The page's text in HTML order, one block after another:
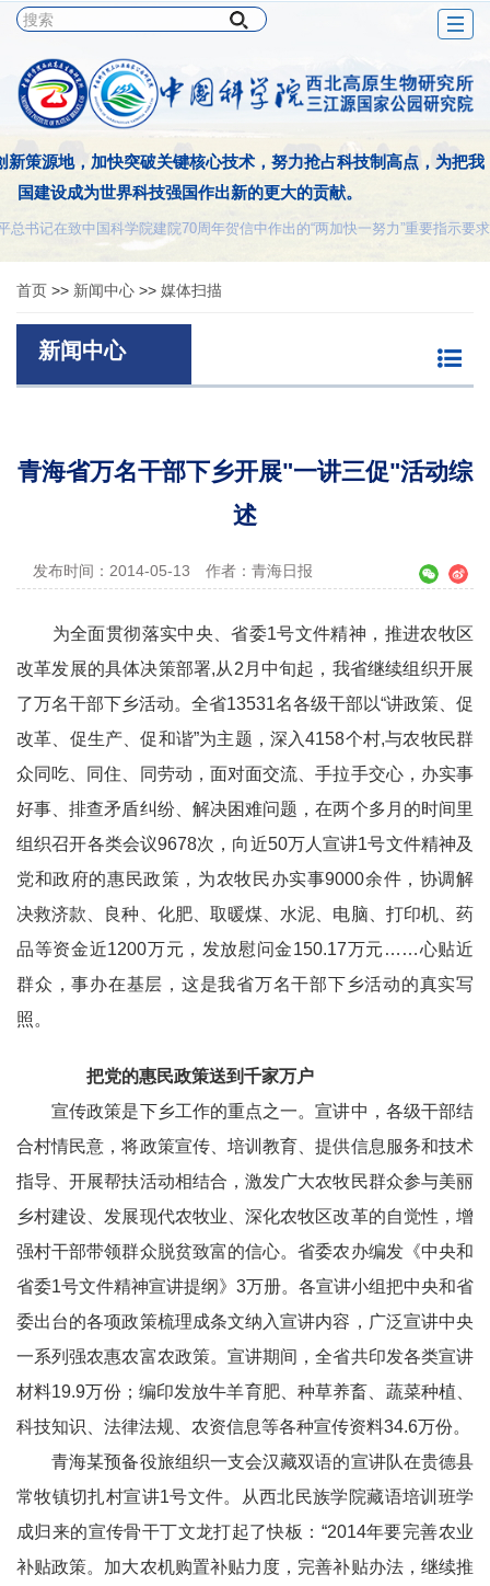
新策源地，加快突破关键核心技术，努力抢占科技制高点，为把我
国建设成为世界科技强国作出新的更大的贡献。
书记在致中国科学院建院70周年贺信中作出的“两加快一努力”重要指示要求
首页 >> 新闻中心 >> 媒体扫描
新闻中心
青海省万名干部下乡开展"一讲三促"活动综
述
发布时间：2014-05-13 作者：青海日报
为全面贯彻落实中央、省委1号文件精神，推进农牧区
改革发展的具体决策部署,从2月中旬起，我省继续组织开展
了万名干部下乡活动。全省13531名各级干部以“讲政策、促
改革、促生产、促和谐”为主题，深入4158个村,与农牧民群
众同吃、同住、同劳动，面对面交流、手拉手交心，办实事
好事、排查矛盾纠纷、解决困难问题，在两个多月的时间里
组织召开各类会议9678次，向近50万人宣讲1号文件精神及
党和政府的惠民政策，为农牧民办实事9000余件，协调解
决救济款、良种、化肥、取暖煤、水泥、电脑、打印机、药
品等资金近1200万元，发放慰问金150.17万元……心贴近
群众，事办在基层，这是我省万名干部下乡活动的真实写
照。
把党的惠民政策送到千家万户
宣传政策是下乡工作的重点之一。宣讲中，各级干部结
合村情民意，将政策宣传、培训教育、提供信息服务和技术
指导、开展帮扶活动相结合，激发广大农牧民群众参与美丽
乡村建设、发展现代农牧业、深化农牧区改革的自觉性，增
强村干部带领群众脱贫致富的信心。省委农办编发《中央和
省委1号文件精神宣讲提纲》3万册。各宣讲小组把中央和省
委出台的各项政策梳理成条文纳入宣讲内容，广泛宣讲中央
一系列强农惠农富农政策。宣讲期间，全省共印发各类宣讲
材料19.9万份；编印发放牛羊育肥、种草养畜、蔬菜种植、
科技知识、法律法规、农资信息等各种宣传资料34.6万份。
青海某预备役旅组织一支会汉藏双语的宣讲队在贵德县
常牧镇切扎村宣讲1号文件。从西北民族学院藏语培训班学
成归来的宣传骨干丁文龙打起了快板：“2014年要完善农业
补贴政策。加大农机购置补贴力度，完善补贴办法，继续推